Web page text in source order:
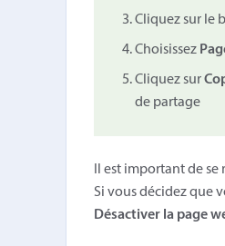
Cliquez sur le
Choisissez
Cliquez sur
de partage
Il est important de
Si vous décidez que
Désactiver la page